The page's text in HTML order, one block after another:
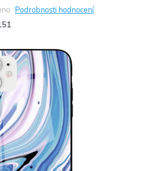
Podrobnosti hodnocení